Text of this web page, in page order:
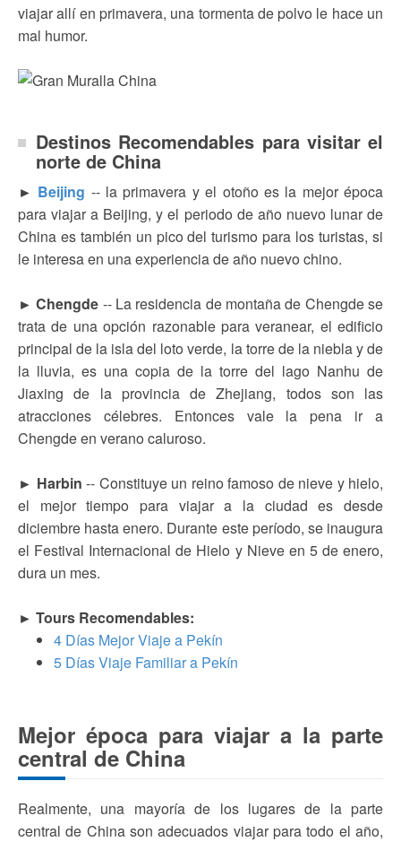
viajar allí en primavera, una tormenta de polvo le hace un
mal humor.
Destinos Recomendables para visitar el
norte de China
► Beijing -- la primavera y el otoño es la mejor época
para viajar a Beijing, y el periodo de año nuevo lunar de
China es también un pico del turismo para los turistas, si
le interesa en una experiencia de año nuevo chino.
► Chengde -- La residencia de montaña de Chengde se
trata de una opción razonable para veranear, el edificio
principal de la isla del loto verde, la torre de la niebla y de
la lluvia, es una copia de la torre del lago Nanhu de
Jiaxing de la provincia de Zhejiang, todos son las
atracciones célebres. Entonces vale la pena ir a
Chengde en verano caluroso.
► Harbin -- Constituye un reino famoso de nieve y hielo,
el mejor tiempo para viajar a la ciudad es desde
diciembre hasta enero. Durante este período, se inaugura
el Festival Internacional de Hielo y Nieve en 5 de enero,
dura un mes.
► Tours Recomendables:
4 Días Mejor Viaje a Pekín
5 Días Viaje Familiar a Pekín
Mejor época para viajar a la parte
central de China
Realmente, una mayoría de los lugares de la parte
central de China son adecuados viajar para todo el año,